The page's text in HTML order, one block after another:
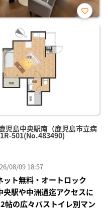
児島中央駅南（鹿児島市立病
501(No.483490)
お気
08/09 18:57
ット無料・オートロック
央駅や中洲通迄アクセスに
帖の広々バストイレ別マン